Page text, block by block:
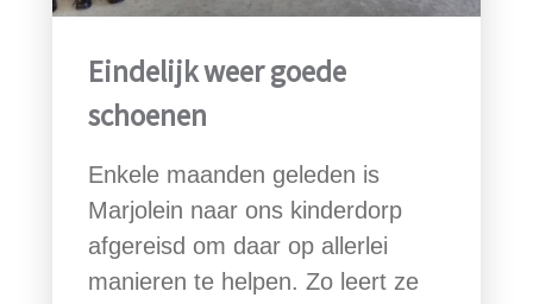
Eindelijk weer goede
schoenen
Enkele maanden geleden is
Marjolein naar ons kinderdorp
afgereisd om daar op allerlei
manieren te helpen. Zo leert ze